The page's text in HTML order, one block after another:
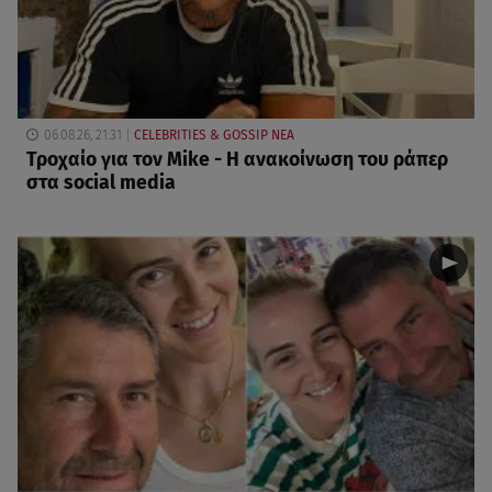
06.08.26, 21:31 CELEBRITIES & GOSSIP ΝΕΑ
Τροχαίο για τον Mike - Η ανακοίνωση του ράπερ
στα social media